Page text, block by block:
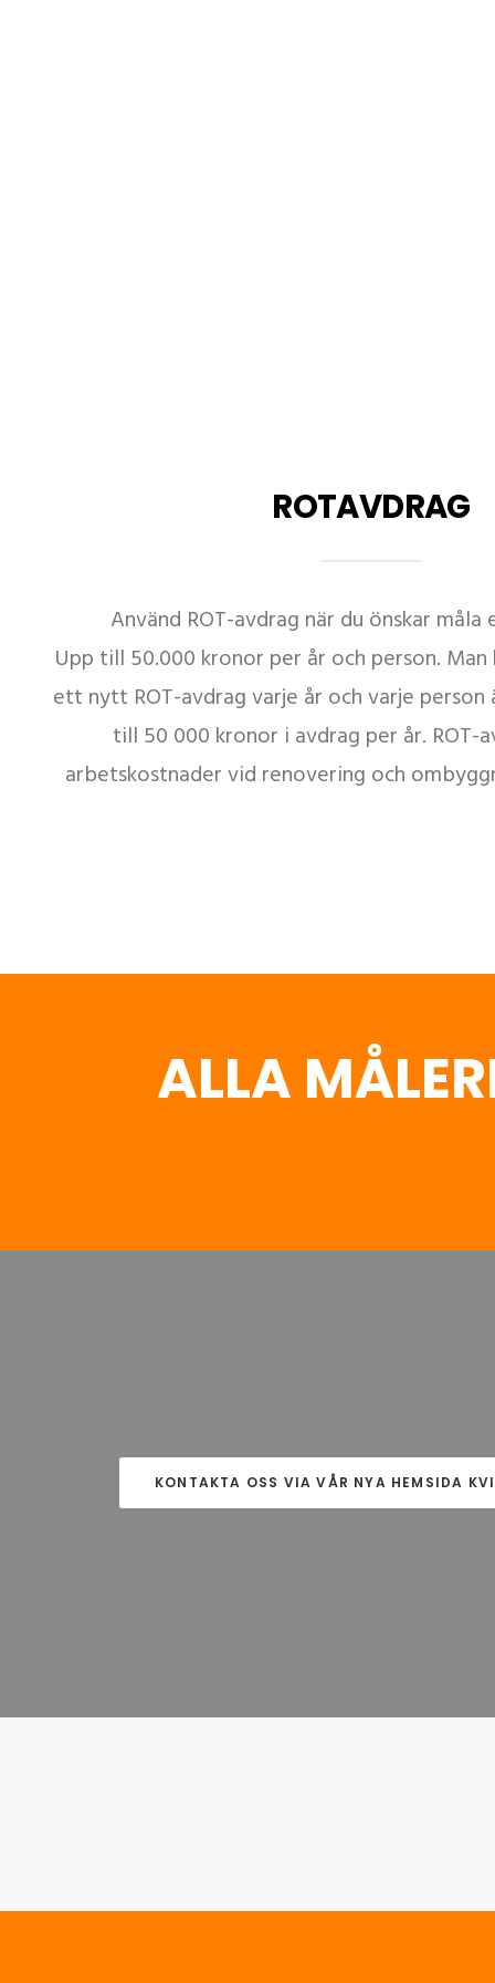
ROTAVDRAG
Använd ROT-avdrag när du önskar
Upp till 50.000 kronor per år och person. Man
ett nytt ROT-avdrag varje år och varje
till 50 000 kronor i avdrag per år. ROT-
arbetskostnader vid renovering och
ALLA
KONTAKTA OSS VIA VÅR NYA HEMSIDA